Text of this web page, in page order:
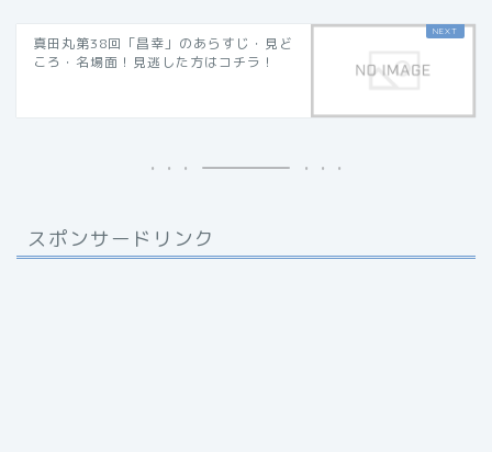
真田丸第38回「昌幸」のあらすじ・見ど
ころ・名場面！見逃した方はコチラ！
スポンサードリンク